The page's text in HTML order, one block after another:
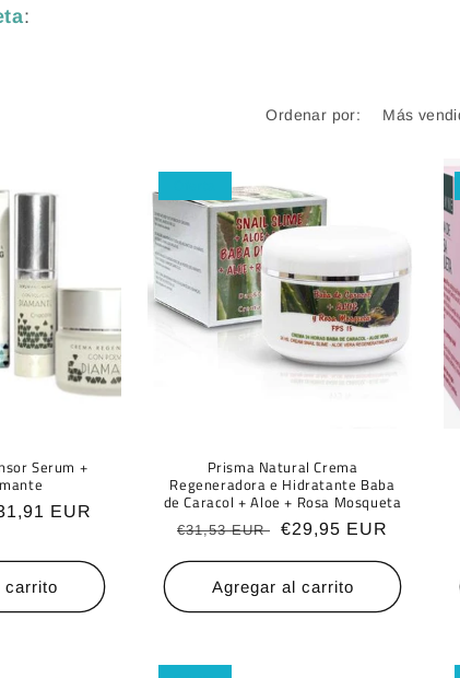
:
Ordenar por:
Serum +
EUR
carrito
Prisma Natural Crema
Regeneradora e Hidratante Baba
de Caracol + Aloe + Rosa Mosqueta
Precio
€31,53 EUR
Precio
oferta
€29,95 EUR
Agregar al carrito